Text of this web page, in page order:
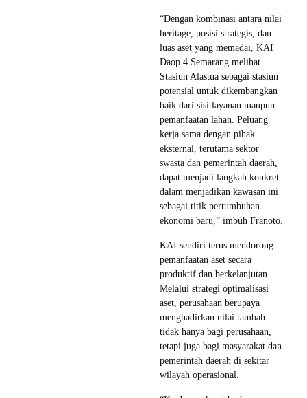
“Dengan kombinasi antara nilai
heritage, posisi strategis, dan
luas aset yang memadai, KAI
Daop 4 Semarang melihat
Stasiun Alastua sebagai stasiun
potensial untuk dikembangkan
baik dari sisi layanan maupun
pemanfaatan lahan. Peluang
kerja sama dengan pihak
eksternal, terutama sektor
swasta dan pemerintah daerah,
dapat menjadi langkah konkret
dalam menjadikan kawasan ini
sebagai titik pertumbuhan
ekonomi baru,” imbuh Franoto.
KAI sendiri terus mendorong
pemanfaatan aset secara
produktif dan berkelanjutan.
Melalui strategi optimalisasi
aset, perusahaan berupaya
menghadirkan nilai tambah
tidak hanya bagi perusahaan,
tetapi juga bagi masyarakat dan
pemerintah daerah di sekitar
wilayah operasional.